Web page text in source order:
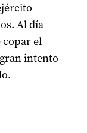
Al día
copar el
intento